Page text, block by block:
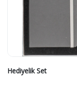
Hediyelik Set